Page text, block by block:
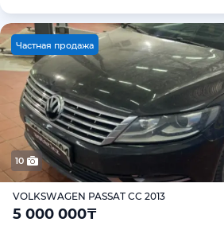
Частная продажа
10
VOLKSWAGEN PASSAT CC 2013
5 000 000₸